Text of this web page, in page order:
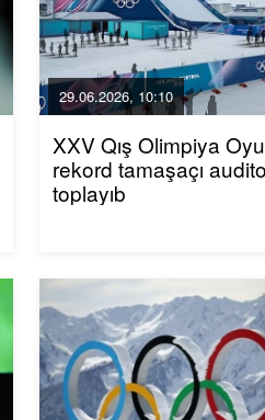
29.06.2026, 10:10
XXV Qış Olimpiya
rekord tamaşaçı
toplayıb